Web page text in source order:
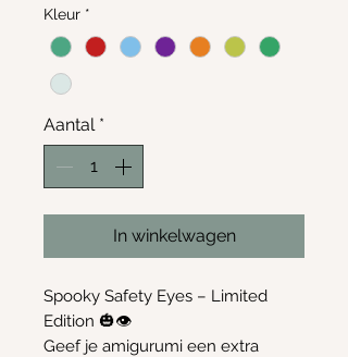
Kleur *
Aantal *
In winkelwagen
Spooky Safety Eyes – Limited
Edition 🎃👁️
Geef je amigurumi een extra